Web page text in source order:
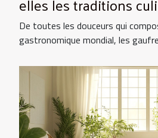
De toutes les douceurs qui
gastronomique mondial, les